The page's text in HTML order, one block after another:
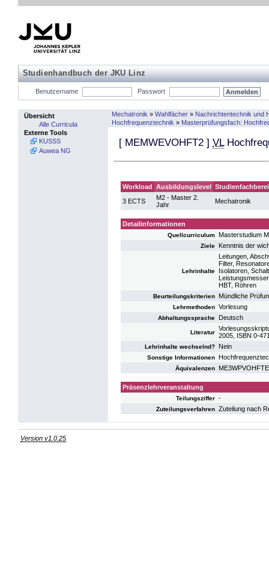
Studienhandbuch der JKU Linz
Benutzername Passwort
Übersicht
Alle Curricula
Externe Tools
KUSSS
Auwea NG
Mechatronik » Wahlfächer » Nachrichtentechnik und
Hochfrequenztechnik » Masterprüfungsfach:
[ MEMWEVOHFT2 ] VL
Workload Ausbildungslevel
3 ECTS
M2 - Master 2.
Jahr
Mechatronik
Detailinformationen
Quellcurriculum Masterstudium
Ziele Kenntnis der
Lehrinhalte
Leitungen,
Filter,
Isolatoren,
HBT, Röhren
Beurteilungskriterien Mündliche
Lehrmethoden Vorlesung
Abhaltungssprache Deutsch
Literatur 2005, ISBN 0-
Lehrinhalte wechselnd? Nein
Sonstige Informationen
Äquivalenzen
Präsenzlehrveranstaltung
Teilungsziffer -
Zuteilungsverfahren Zuteilung nach
Version v1.0.25